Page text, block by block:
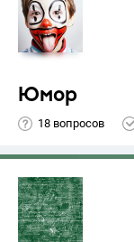
Юмор
18 вопросов